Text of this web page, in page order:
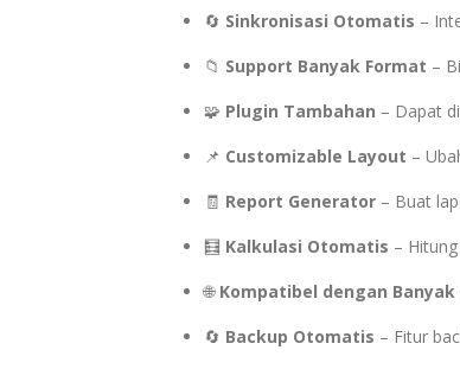
🔄 Sinkronisasi Otomatis –
📁 Support Banyak Format –
🧩 Plugin Tambahan – Dapat
📌 Customizable Layout –
🧾 Report Generator – Buat
🧮 Kalkulasi Otomatis –
🌐 Kompatibel dengan Banyak
🔄 Backup Otomatis – Fitur